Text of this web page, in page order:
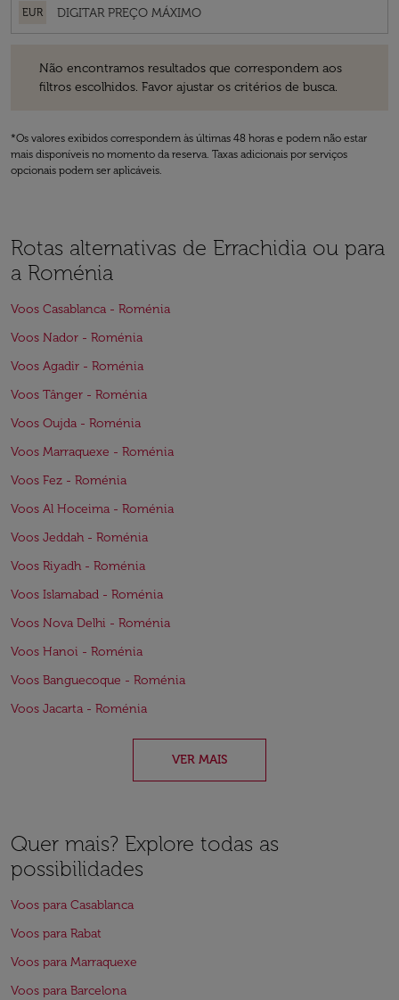
EUR
Não encontramos resultados que correspondem aos
filtros escolhidos. Favor ajustar os critérios de busca.
*Os valores exibidos correspondem às últimas 48 horas e podem não estar
mais disponíveis no momento da reserva. Taxas adicionais por serviços
opcionais podem ser aplicáveis.
Rotas alternativas de Errachidia ou para
a Roménia
Voos Casablanca - Roménia
Voos Nador - Roménia
Voos Agadir - Roménia
Voos Tânger - Roménia
Voos Oujda - Roménia
Voos Marraquexe - Roménia
Voos Fez - Roménia
Voos Al Hoceima - Roménia
Voos Jeddah - Roménia
Voos Riyadh - Roménia
Voos Islamabad - Roménia
Voos Nova Delhi - Roménia
Voos Hanoi - Roménia
Voos Banguecoque - Roménia
Voos Jacarta - Roménia
VER MAIS
Quer mais? Explore todas as
possibilidades
Voos para Casablanca
Voos para Rabat
Voos para Marraquexe
Voos para Barcelona